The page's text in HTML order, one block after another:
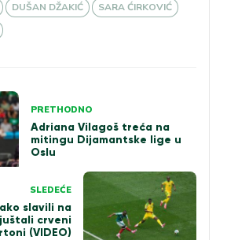
DUŠAN DŽAKIĆ
SARA ĆIRKOVIĆ
PRETHODNO
Adriana Vilagoš treća na
mitingu Dijamantske lige u
Oslu
SLEDEĆE
slavili na
crveni
(VIDEO)